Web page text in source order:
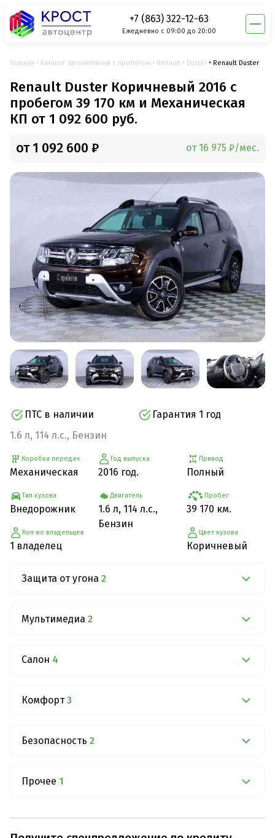
+7 (863) 322-12-63
Ежедневно с 09:00 до 20:00
Главная Каталог автомобилей с пробегом Renault Duster Renault Duster
Renault Duster Коричневый 2016 с
пробегом 39 170 км и Механическая
КП от 1 092 600 руб.
от 1 092 600 ₽ от 16 975 ₽/мес.
ПТС в наличии
Гарантия 1 год
1.6 л, 114 л.с., Бензин
Коробка передач
Механическая
Тип кузова
Внедорожник
Кол-во владельцев
1 владелец
Год выпуска
2016 год.
Двигатель
1.6 л, 114 л.с.,
Бензин
Привод
Полный
Пробег
39 170 км.
Цвет кузова
Коричневый
Защита от угона 2
Мультимедиа 2
Салон 4
Комфорт 3
Безопасность 2
Прочее 1